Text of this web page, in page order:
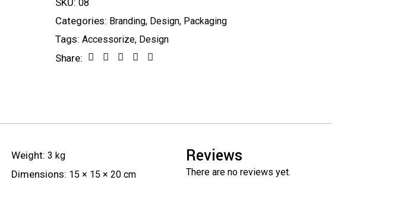
SKU: 08
Categories: Branding, Design, Packaging
Tags: Accessorize, Design
Share:
Weight 3 kg
Dimensions 15 × 15 × 20 cm
Reviews
There are no reviews yet.